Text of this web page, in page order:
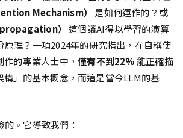
Mechanism）
是如何運作的？或
）
這個讓AI得以學習的演算
原理？一項2024年的研究指出，在自稱使
作的專業人士中，僅有不到22% 能正確描
」的基本概念，而這是當今LLM的基
。它導致我們：